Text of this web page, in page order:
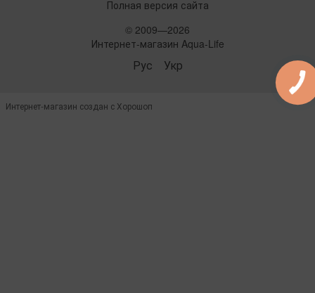
Полная версия сайта
© 2009—2026
Интернет-магазин Aqua-Life
Рус Укр
Интернет-магазин создан с Хорошоп